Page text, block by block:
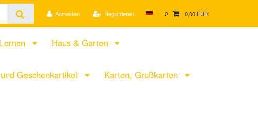
Anmelden Registrieren 0 0,00 EUR
Haus & Garten
Geschenkartikel Karten, Grußkarten